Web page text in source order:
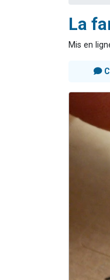
La
Mis en